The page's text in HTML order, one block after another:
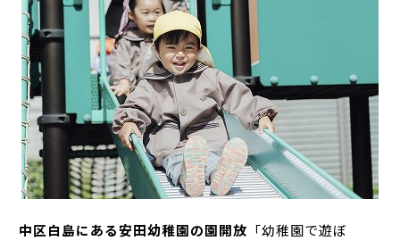
中区白島にある安田幼稚園の園開放 「幼稚園で遊ぼ